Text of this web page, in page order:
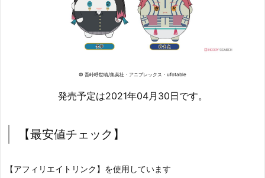
© 吾峠呼世晴/集英社・アニプレックス・ufotable
発売予定は2021年04月30日です。
【最安値チェック】
【アフィリエイトリンク】を使用しています